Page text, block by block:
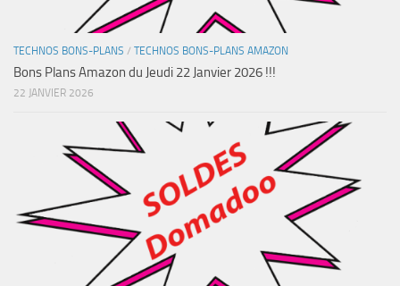
TECHNOS BONS-PLANS / TECHNOS BONS-PLANS AMAZON
Bons Plans Amazon du Jeudi 22 Janvier 2026 !!!
22 JANVIER 2026